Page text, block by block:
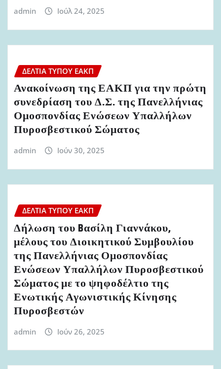
admin Ιούλ 24, 2025
ΔΕΛΤΊΑ ΤΎΠΟΥ ΕΑΚΠ
Ανακοίνωση της ΕΑΚΠ για την πρώτη
συνεδρίαση του Δ.Σ. της Πανελλήνιας
Ομοσπονδίας Ενώσεων Υπαλλήλων
Πυροσβεστικού Σώματος
admin Ιούν 30, 2025
ΔΕΛΤΊΑ ΤΎΠΟΥ ΕΑΚΠ
Δήλωση του Bασίλη Γιαννάκου,
μέλους του Διοικητικού Συμβουλίου
της Πανελλήνιας Ομοσπονδίας
Ενώσεων Υπαλλήλων Πυροσβεστικού
Σώματος με το ψηφοδέλτιο της
Ενωτικής Αγωνιστικής Κίνησης
Πυροσβεστών
admin Ιούν 26, 2025